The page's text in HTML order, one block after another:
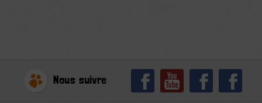
Nous suivre